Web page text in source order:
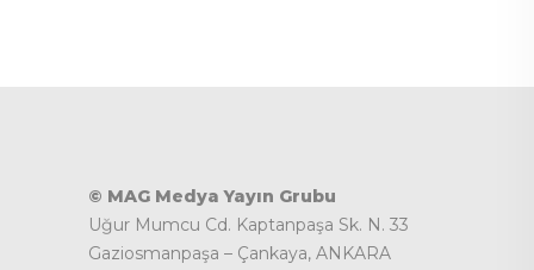
© MAG Medya Yayın Grubu
Uğur Mumcu Cd. Kaptanpaşa Sk. N. 33
Gaziosmanpaşa – Çankaya, ANKARA